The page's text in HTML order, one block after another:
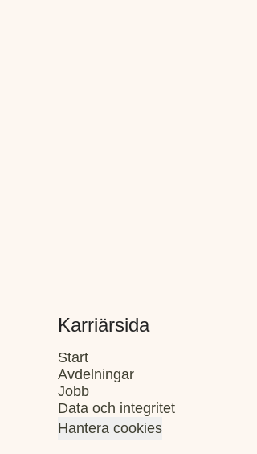
Karriärsida
Start
Avdelningar
Jobb
Data och integritet
Hantera cookies